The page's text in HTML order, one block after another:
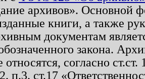
архивов». Основной
книги, а также
документам
закона.
относятся, согласно
п.3. ст.17